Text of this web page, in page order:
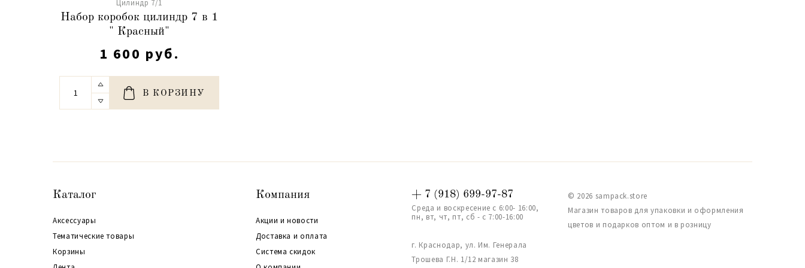
Цилиндр 7/1
Набор коробок цилиндр 7 в 1
" Красный"
1 600 руб.
В КОРЗИНУ
Каталог
Аксессуары
Тематические товары
Корзины
Компания
Акции и новости
Доставка и оплата
Система скидок
+ 7 (918) 699-97-87
Среда и воскресение с 6:00- 16:00,
пн, вт, чт, пт, сб - с 7:00-16:00
г. Краснодар, ул. Им. Генерала
Трошева Г.Н. 1/12 магазин 38
© 2026 sampack.store
Магазин товаров для упаковки и оформления
цветов и подарков оптом и в розницу